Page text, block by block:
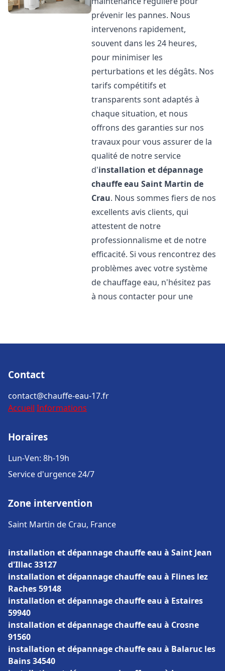
prévenir les pannes. Nous
intervenons rapidement,
souvent dans les 24 heures,
pour minimiser les
perturbations et les dégâts. Nos
tarifs compétitifs et
transparents sont adaptés à
chaque situation, et nous
offrons des garanties sur nos
travaux pour vous assurer de la
qualité de notre service
d'installation et dépannage
chauffe eau Saint Martin de
Crau. Nous sommes fiers de nos
excellents avis clients, qui
attestent de notre
professionnalisme et de notre
efficacité. Si vous rencontrez des
problèmes avec votre système
de chauffage eau, n'hésitez pas
à nous contacter pour une
Contact
contact@chauffe-eau-17.fr
Accueil Informations
Horaires
Lun-Ven: 8h-19h
Service d'urgence 24/7
Zone intervention
Saint Martin de Crau, France
installation et dépannage chauffe eau à Saint Jean
d'Illac 33127
installation et dépannage chauffe eau à Flines lez
Raches 59148
installation et dépannage chauffe eau à Estaires
59940
installation et dépannage chauffe eau à Crosne
91560
installation et dépannage chauffe eau à Balaruc les
Bains 34540